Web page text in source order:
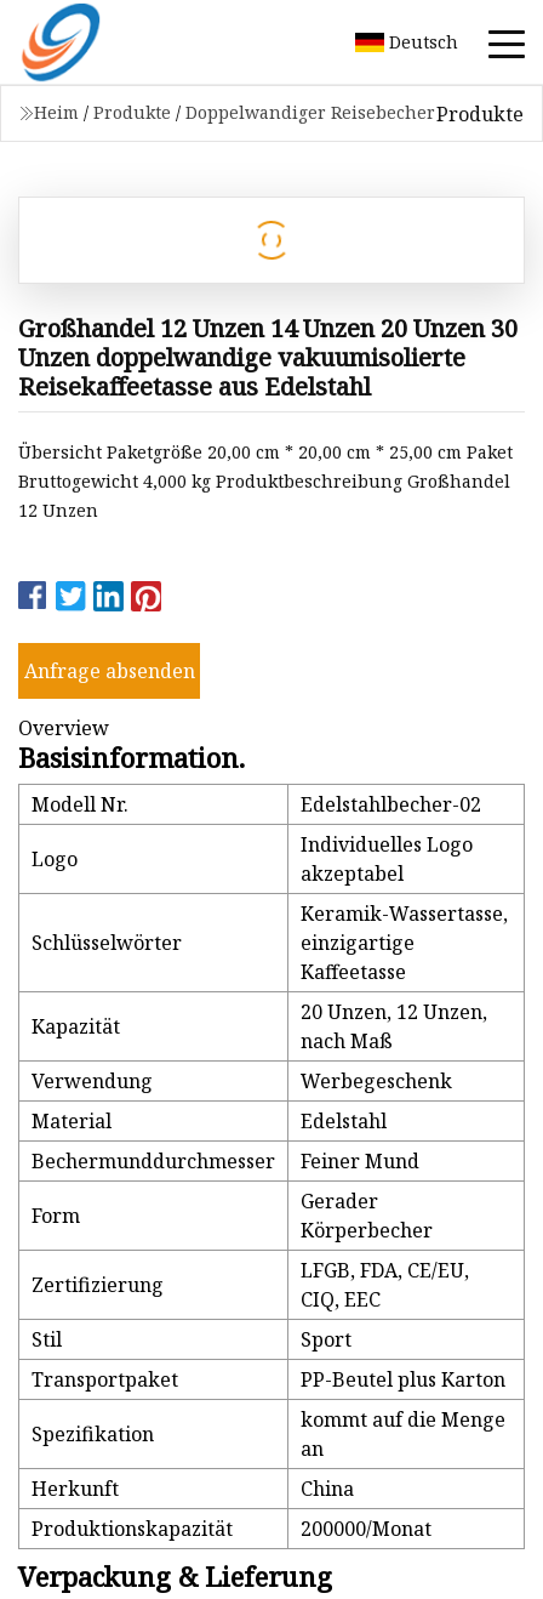
Deutsch
Heim / Produkte / Doppelwandiger ReisebecherProdukte
Großhandel 12 Unzen 14 Unzen 20 Unzen 30
Unzen doppelwandige vakuumisolierte
Reisekaffeetasse aus Edelstahl
Übersicht Paketgröße 20,00 cm * 20,00 cm * 25,00 cm Paket
Bruttogewicht 4,000 kg Produktbeschreibung Großhandel
12 Unzen
Anfrage absenden
Overview
Basisinformation.
Modell Nr. Edelstahlbecher-02
Logo
Individuelles Logo
akzeptabel
Schlüsselwörter
Keramik-Wassertasse,
einzigartige
Kaffeetasse
Kapazität
20 Unzen, 12 Unzen,
nach Maß
Verwendung
Werbegeschenk
Material
Edelstahl
Bechermunddurchmesser
Feiner Mund
Form
Gerader
Körperbecher
Zertifizierung
LFGB, FDA, CE/EU,
CIQ, EEC
Stil
Sport
Transportpaket
PP-Beutel plus Karton
Spezifikation
kommt auf die Menge
an
Herkunft
China
Produktionskapazität
200000/Monat
Verpackung & Lieferung